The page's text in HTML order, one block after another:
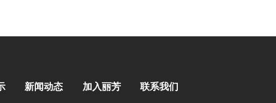
新闻动态 加入丽芳 联系我们